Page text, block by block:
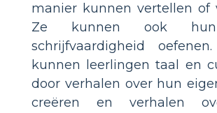
manier kunnen vertellen of
Ze kunnen ook hun
schrijfvaardigheid
kunnen leerlingen taal en
door verhalen over hun
creëren en verhalen